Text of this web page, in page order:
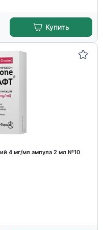
Купить
4 мг/мл ампула 2 мл №10